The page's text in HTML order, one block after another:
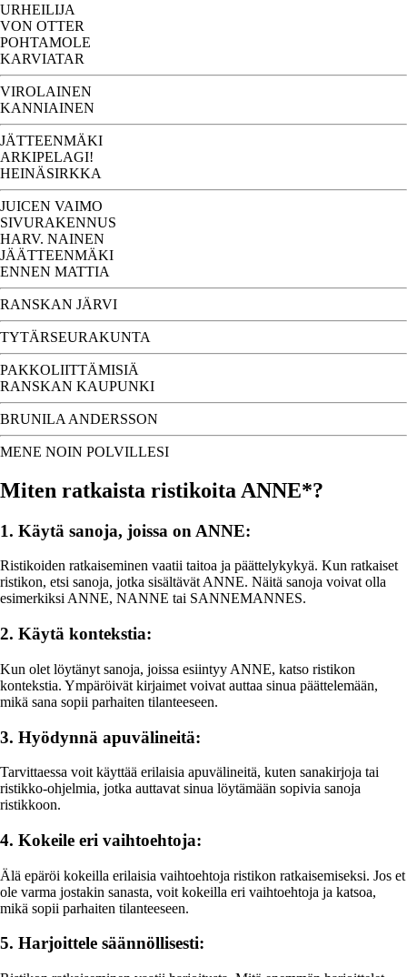
URHEILIJA
VON OTTER
POHTAMOLE
KARVIATAR
VIROLAINEN
KANNIAINEN
JÄTTEENMÄKI
ARKIPELAGI!
HEINÄSIRKKA
JUICEN VAIMO
SIVURAKENNUS
HARV. NAINEN
JÄÄTTEENMÄKI
ENNEN MATTIA
RANSKAN JÄRVI
TYTÄRSEURAKUNTA
PAKKOLIITTÄMISIÄ
RANSKAN KAUPUNKI
BRUNILA ANDERSSON
MENE NOIN POLVILLESI
Miten ratkaista ristikoita ANNE*?
1. Käytä sanoja, joissa on ANNE:
Ristikoiden ratkaiseminen vaatii taitoa ja päättelykykyä. Kun ratkaiset
ristikon, etsi sanoja, jotka sisältävät ANNE. Näitä sanoja voivat olla
esimerkiksi ANNE, NANNE tai SANNEMANNES.
2. Käytä kontekstia:
Kun olet löytänyt sanoja, joissa esiintyy ANNE, katso ristikon
kontekstia. Ympäröivät kirjaimet voivat auttaa sinua päättelemään,
mikä sana sopii parhaiten tilanteeseen.
3. Hyödynnä apuvälineitä:
Tarvittaessa voit käyttää erilaisia apuvälineitä, kuten sanakirjoja tai
ristikko-ohjelmia, jotka auttavat sinua löytämään sopivia sanoja
ristikkoon.
4. Kokeile eri vaihtoehtoja:
Älä epäröi kokeilla erilaisia vaihtoehtoja ristikon ratkaisemiseksi. Jos et
ole varma jostakin sanasta, voit kokeilla eri vaihtoehtoja ja katsoa,
mikä sopii parhaiten tilanteeseen.
5. Harjoittele säännöllisesti: